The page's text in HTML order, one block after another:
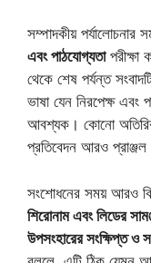
সম্পাদকীয় পর্যালোচনার
এবং পাঠযোগ্যতাপরীক্ষা
থেকে শেষ পর্যন্ত
ভাষা যেন নিরপেক্ষ এবং
আবশ্যক। কোনো
প্রতিবেদন আরও
সংশোধনের সময় আরও
শিরোনাম এবং লিডের
উপসংহারের সংক্ষিপ্ত ও